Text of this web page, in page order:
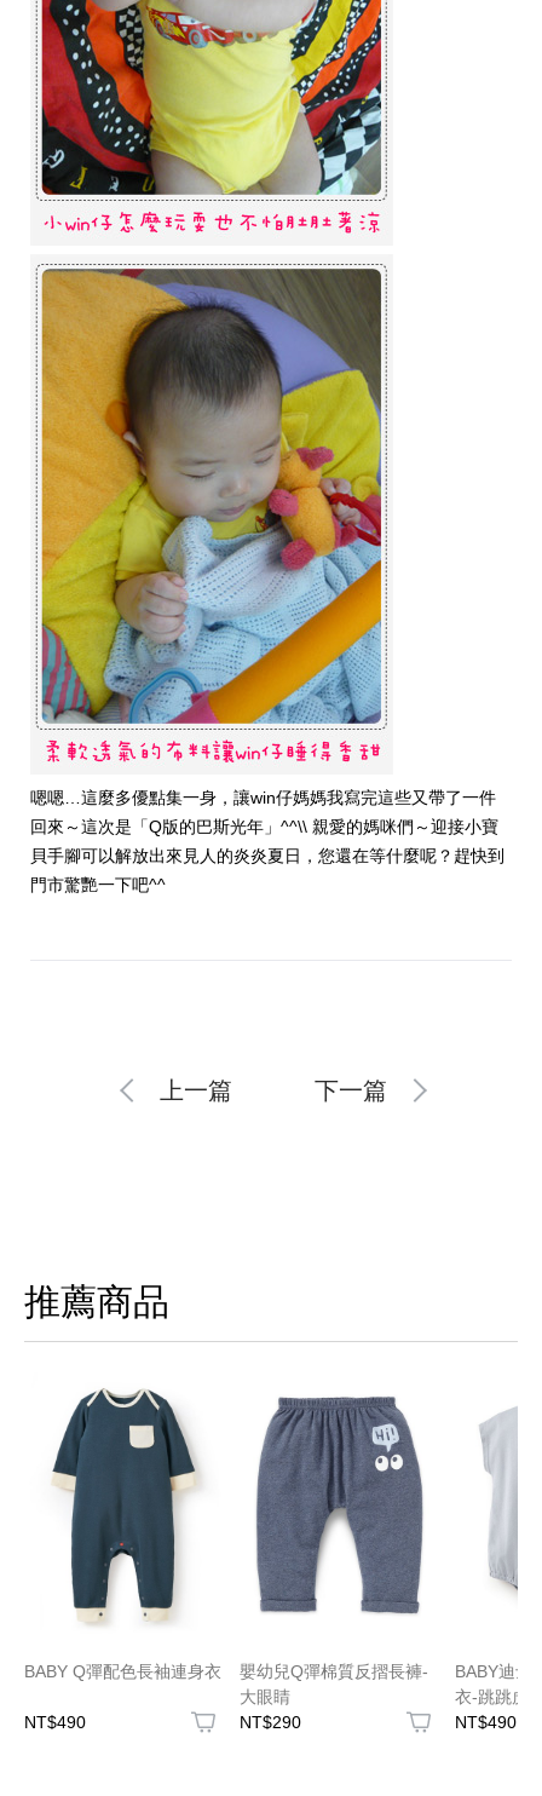
嗯嗯…這麼多優點集一身，讓win仔媽媽我寫完這些又帶了一件
回來～這次是「Q版的巴斯光年」^^\\ 親愛的媽咪們～迎接小寶
貝手腳可以解放出來見人的炎炎夏日，您還在等什麼呢？趕快到
門市驚艷一下吧^^
上一篇 下一篇
推薦商品
BABY Q彈配色長袖連身衣
NT$490
嬰幼兒Q彈棉質反摺長褲-
大眼睛
NT$290
BABY迪士
衣-跳跳虎
NT$490